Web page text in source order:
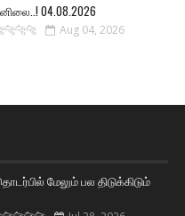
04.08.2026
Aug 04, 2026
மேலும் பல திடுக்கிடும்